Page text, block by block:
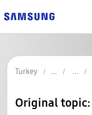
Turkey
Original topic: